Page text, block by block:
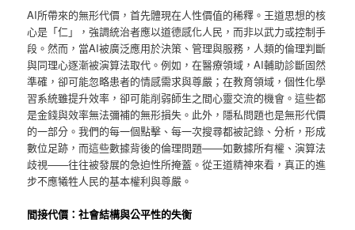
AI所帶來的無形代價，首先體現在人性價值的稀釋。王道思想的核
心是「仁」，強調統治者應以道德感化人民，而非以武力或控制手
段。然而，當AI被廣泛應用於決策、管理與服務，人類的倫理判斷
與同理心逐漸被演算法取代。例如，在醫療領域，AI輔助診斷固然
準確，卻可能忽略患者的情感需求與尊嚴；在教育領域，個性化學
習系統雖提升效率，卻可能削弱師生之間心靈交流的機會。這些都
是金錢與效率無法彌補的無形損失。此外，隱私問題也是無形代價
的一部分。我們的每一個點擊、每一次搜尋都被記錄、分析，形成
數位足跡，而這些數據背後的倫理問題——如數據所有權、演算法
歧視——往往被發展的急迫性所掩蓋。從王道精神來看，真正的進
步不應犧牲人民的基本權利與尊嚴。
間接代價：社會結構與公平性的失衡